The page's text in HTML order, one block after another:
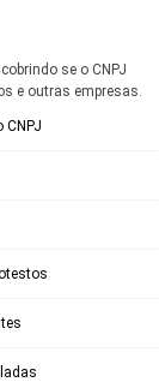
se o CNPJ
e outras empresas.
CNPJ